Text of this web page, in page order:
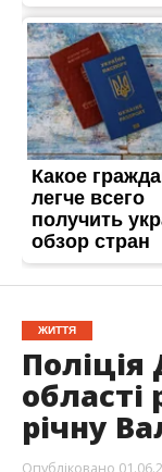
ЖИТТЯ
Поліція
області
річну
Опубліковано